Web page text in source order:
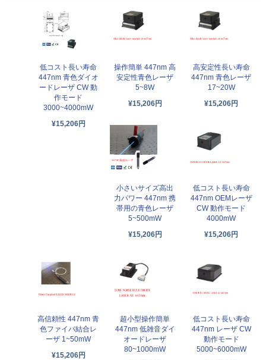
低コスト長い寿命
447nm 青色ダイオ
ードレーザ CW 動
作モード
3000~4000mW
¥15,206円
操作簡単 447nm 高
安定性青色レーザ
5~8W
¥15,206円
高安定性長い寿命
447nm 青色レーザ
17~20W
¥15,206円
小さいサイズ高出
力パワー 447nm 携
帯用の青色レーザ
5~500mW
¥15,206円
低コスト長い寿命
447nm OEMレーザ
CW 動作モード
4000mW
¥15,206円
高信頼性 447nm 青
色ファイバ結合レ
ーザ 1~50mW
¥15,206円
超小型操作簡単
447nm 低雑音ダイ
オードレーザ
80~1000mW
低コスト長い寿命
447nm レーザ CW
動作モード
5000~6000mW